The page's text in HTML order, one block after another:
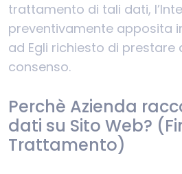
trattamento di tali dati,
preventivamente apposita
ad Egli richiesto di prestare
consenso.
Perchè Azienda
dati su Sito Web?
Trattamento)